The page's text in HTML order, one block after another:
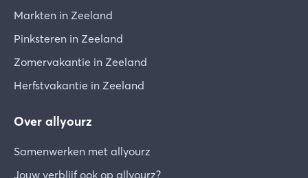
Markten in Zeeland
Pinksteren in Zeeland
Zomervakantie in Zeeland
Herfstvakantie in Zeeland
Over allyourz
Samenwerken met allyourz
Jouw verblijf ook op allyourz?